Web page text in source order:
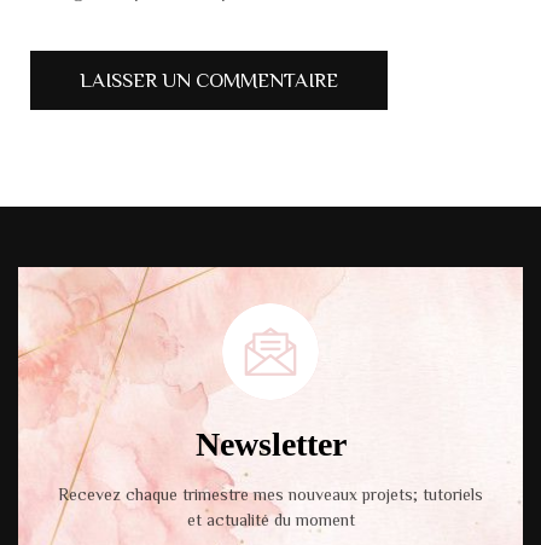
Newsletter
Recevez chaque trimestre mes nouveaux projets; tutoriels
et actualité du moment